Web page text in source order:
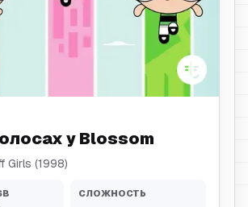
у Blossom
Girls (1998)
СЛОЖНОСТЬ